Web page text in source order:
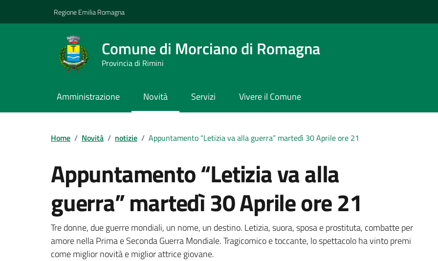
Regione Emilia Romagna
Comune di Morciano di Romagna
Provincia di Rimini
Amministrazione Novità Servizi Vivere il Comune
Home / Novità / notizie / Appuntamento “Letizia va alla guerra” martedì 30 Aprile ore 21
Appuntamento “Letizia va alla
guerra” martedì 30 Aprile ore 21
Dettagli della notizia
Tre donne, due guerre mondiali, un nome, un destino. Letizia, suora, sposa e prostituta, combatte per
amore nella Prima e Seconda Guerra Mondiale. Tragicomico e toccante, lo spettacolo ha vinto premi
come miglior novità e miglior attrice giovane.